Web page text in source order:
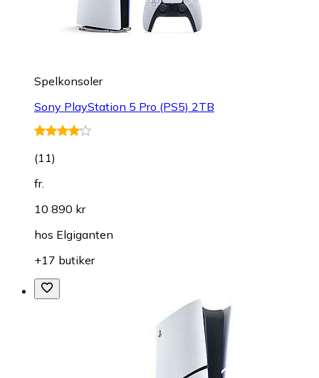
Spelkonsoler
Sony PlayStation 5 Pro (PS5) 2TB
(11)
fr.
10 890 kr
hos Elgiganten
+17 butiker